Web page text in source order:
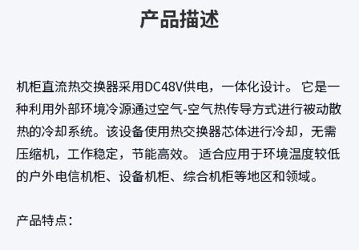
产品描述
机柜直流热交换器采用DC48V供电，一体化设计。 它是一
种利用外部环境冷源通过空气-空气热传导方式进行被动散
热的冷却系统。该设备使用热交换器芯体进行冷却，无需
压缩机，工作稳定，节能高效。 适合应用于环境温度较低
的户外电信机柜、设备机柜、综合机柜等地区和领域。
产品特点：